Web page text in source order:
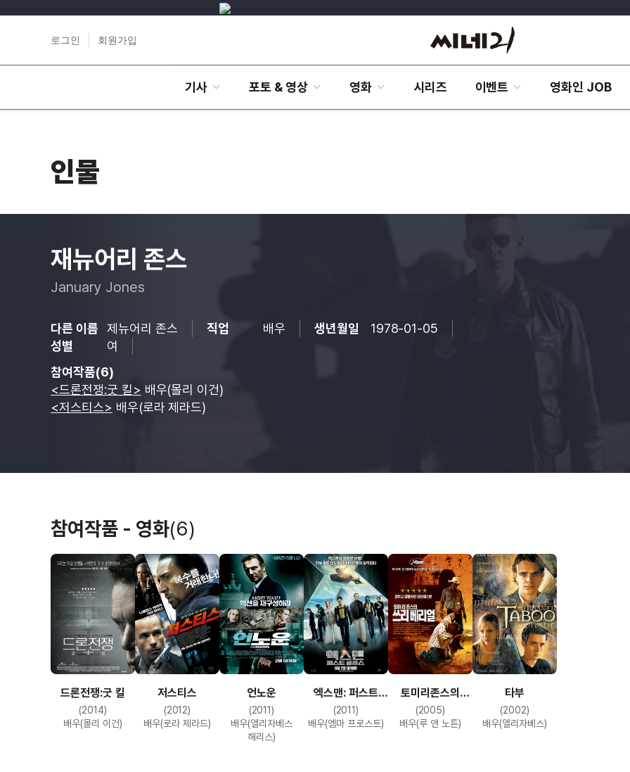
로그인 회원가입
기사 포토 & 영상 영화 시리즈 이벤트 영화인 JOB
인물
재뉴어리 존스
January Jones
다른 이름 제뉴어리 존스 직업 배우 생년월일
1978-01-05
성별
여
참여작품(6)
<드론전쟁:굿 킬> 배우(몰리 이건)
<저스티스> 배우(로라 제라드)
참여작품 - 영화(6)
드론전쟁:굿 킬
(2014)
배우(몰리 이건)
저스티스
(2012)
배우(로라 제라드)
언노운
(2011)
배우(앨리자베스
해리스)
엑스맨: 퍼스트
클래스
(2011)
배우(엠마 프로스트)
토미리존스의
쓰리베리얼
(2005)
배우(루 앤 노튼)
타부
(2002)
배우(엘리자베스)